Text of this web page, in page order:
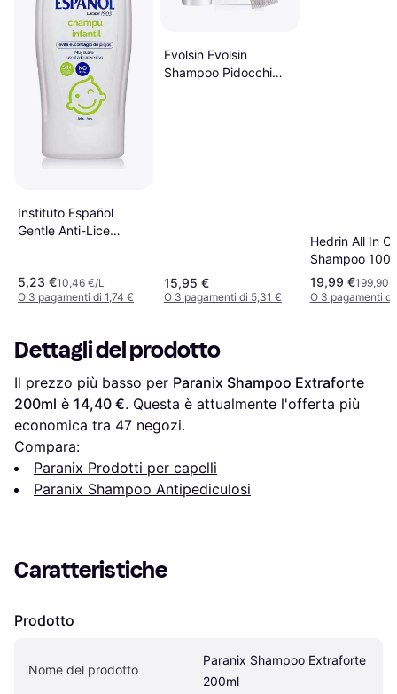
Instituto Español
Gentle Anti-Lice
5,23 €10,46 €/L
O 3 pagamenti di 1,74 €
Evolsin Evolsin
Shampoo Pidocchi
15,95 €
O 3 pagamenti di 5,31 €
Hedrin All In
Shampoo
19,99 €199,90
O 3 pagamenti di
Dettagli del prodotto
Il prezzo più basso per Paranix Shampoo Extraforte
200ml è 14,40 €. Questa è attualmente l'offerta più
economica tra 47 negozi.
Compara:
Paranix Prodotti per capelli
Paranix Shampoo Antipediculosi
Caratteristiche
Prodotto
Nome del prodotto
Paranix Shampoo Extraforte
200ml